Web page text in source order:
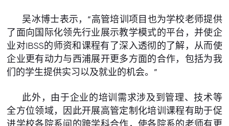
吴冰博士表示，“高管培训项目也为学校老师提供
了面向国际化领先行业展示教学模式的平台，并使企
业对IBSS的师资和课程有了深入透彻的了解，从而使
企业更有动力与西浦展开更多方面的合作，包括为我
们的学生提供实习以及就业的机会。”
此外，由于企业的培训需求涉及到管理、技术等
全方位领域，因此开展高管定制化培训课程有助于促
进学校各院系间的跨学科合作，使各院系的老师有更